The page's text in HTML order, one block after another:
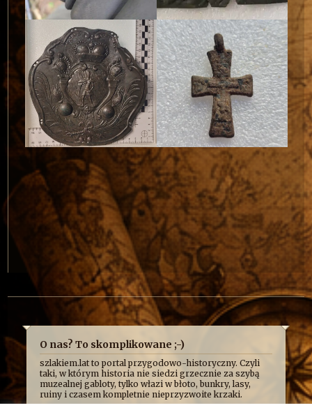
O nas? To skomplikowane ;-)
szlakiem.lat to portal przygodowo-historyczny. Czyli
taki, w którym historia nie siedzi grzecznie za szybą
muzealnej gabloty, tylko włazi w błoto, bunkry, lasy,
ruiny i czasem kompletnie nieprzyzwoite krzaki.